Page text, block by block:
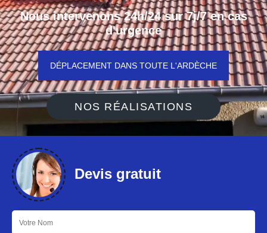
Nous intervenons 24h/24 sur 7j/7 en cas
d'urgence
DÉPLACEMENT DANS TOUTE L'ARDÈCHE
NOS RÉALISATIONS
Devis gratuit